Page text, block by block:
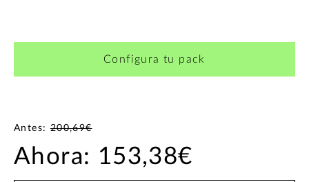
Configura tu pack
Antes:200,69€
Ahora: 153,38€